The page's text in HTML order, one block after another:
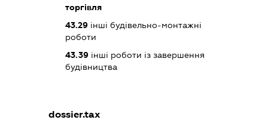
торгівля
43.29інші будівельно-монтажні
роботи
43.39інші роботи із завершення
будівництва
dossier.tax